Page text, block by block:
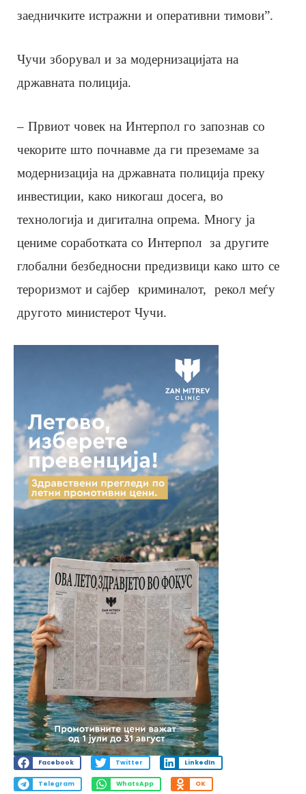
заедничките истражни и оперативни тимови”.
Чучи зборувал и за модернизацијата на
државната полиција.
– Првиот човек на Интерпол го запознав со
чекорите што почнавме да ги преземаме за
модернизација на државната полиција преку
инвестиции, како никогаш досега, во
технологија и дигитална опрема. Многу ја
цениме соработката со Интерпол за другите
глобални безбедносни предизвици како што се
тероризмот и сајбер криминалот, рекол меѓу
другото министерот Чучи.
Facebook Twitter LinkedIn
Telegram WhatsApp OK